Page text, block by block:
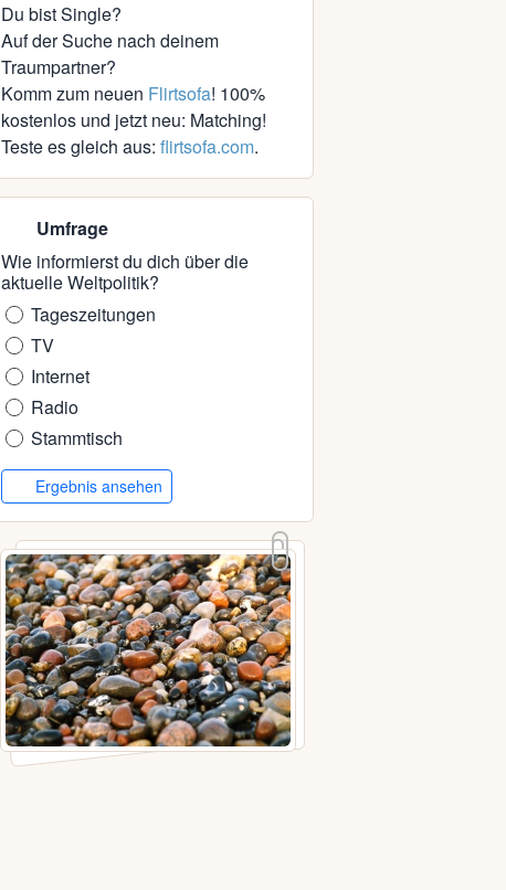
Du bist Single?
Auf der Suche nach deinem
Traumpartner?
Komm zum neuen Flirtsofa! 100%
kostenlos und jetzt neu: Matching!
Teste es gleich aus: flirtsofa.com.
Umfrage
Wie informierst du dich über die
aktuelle Weltpolitik?
Tageszeitungen
TV
Internet
Radio
Stammtisch
Ergebnis ansehen